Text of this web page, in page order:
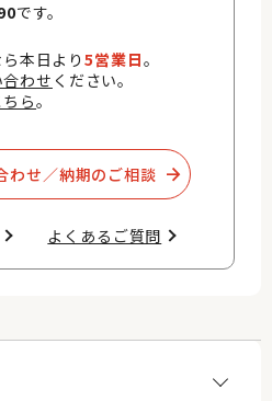
です。
本日より5営業日。
わせ ください。
ちら。
わせ／納期のご相談​
よくあるご質問​